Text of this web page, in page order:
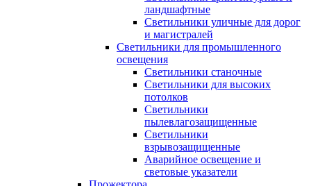
ландшафтные
Светильники уличные для дорог
и магистралей
Светильники для промышленного
освещения
Светильники станочные
Светильники для высоких
потолков
Светильники
пылевлагозащищенные
Светильники
взрывозащищенные
Аварийное освещение и
световые указатели